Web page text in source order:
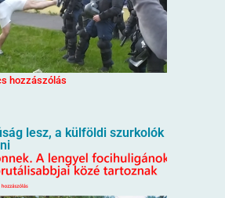
hozzászólás
lesz, a külföldi szurkolók